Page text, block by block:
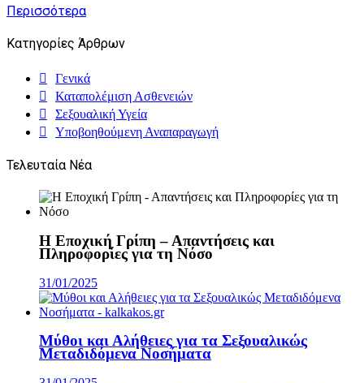
Περισσότερα
Κατηγορίες Άρθρων
Γενικά
Καταπολέμιση Ασθενειών
Σεξουαλική Υγεία
Υποβοηθούμενη Αναπαραγωγή
Τελευταία Νέα
Η Εποχική Γρίπη – Απαντήσεις και
Πληροφορίες για τη Νόσο
31/01/2025
Μύθοι και Αλήθειες για τα Σεξουαλικώς
Μεταδιδόμενα Νοσήματα